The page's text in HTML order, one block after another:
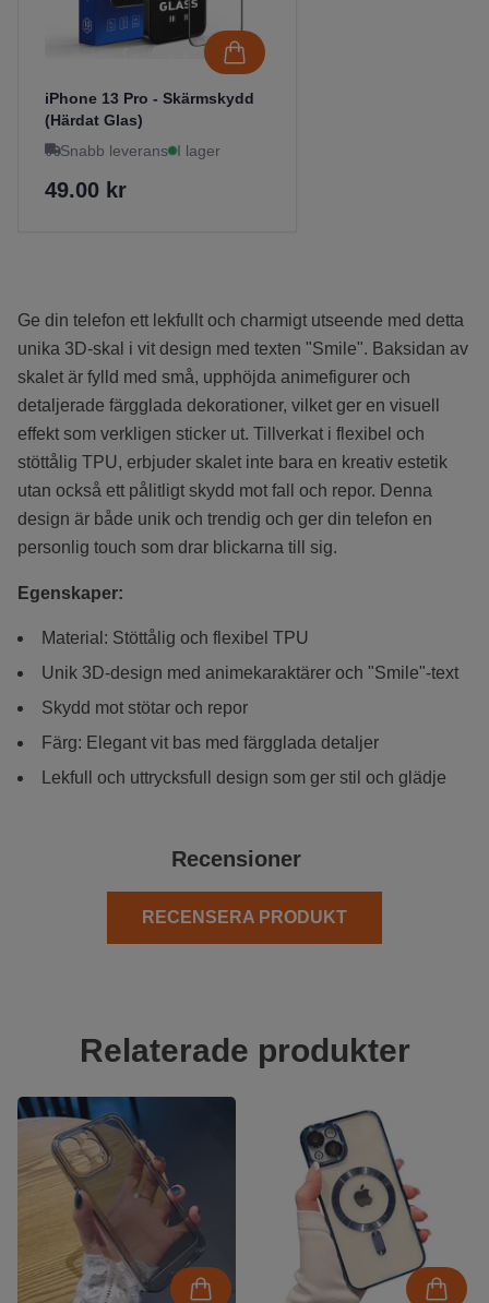
iPhone 13 Pro - Skärmskydd
(Härdat Glas)
Snabb leverans I lager
49.00 kr
Ge din telefon ett lekfullt och charmigt utseende med detta
unika 3D-skal i vit design med texten "Smile". Baksidan av
skalet är fylld med små, upphöjda animefigurer och
detaljerade färgglada dekorationer, vilket ger en visuell
effekt som verkligen sticker ut. Tillverkat i flexibel och
stöttålig TPU, erbjuder skalet inte bara en kreativ estetik
utan också ett pålitligt skydd mot fall och repor. Denna
design är både unik och trendig och ger din telefon en
personlig touch som drar blickarna till sig.
Egenskaper:
Material: Stöttålig och flexibel TPU
Unik 3D-design med animekaraktärer och "Smile"-text
Skydd mot stötar och repor
Färg: Elegant vit bas med färgglada detaljer
Lekfull och uttrycksfull design som ger stil och glädje
Recensioner
RECENSERA PRODUKT
Relaterade produkter